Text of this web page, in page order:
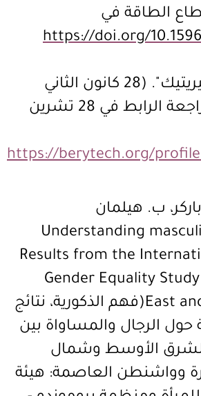
الطاقة في
https://doi.org/
كارول عياط. "بيريتيك". (28 كانون الثاني
2021). تمّت مراجعة الرابط في 28 تشرين
https://berytech.org/
ب. هيلمان
(2017). Understanding
Results from the
Gender Equality
East and North Africa(فهم الذكورية، نتائج
حول الرجال والمساواة بين
الأوسط وشمال
وواشنطن العاصمة: هيئة